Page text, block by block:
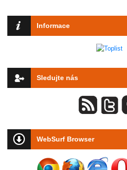
Informace
Sledujte nás
WebSurf Browser